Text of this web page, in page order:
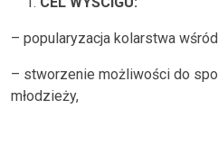
– popularyzacja kolarstwa
– stworzenie możliwości do
młodzieży,